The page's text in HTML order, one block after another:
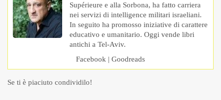
Supérieure e alla Sorbona, ha fatto carriera
nei servizi di intelligence militari israeliani.
In seguito ha promosso iniziative di carattere
educativo e umanitario. Oggi vende libri
antichi a Tel-Aviv.
Facebook | Goodreads
Se ti è piaciuto condividilo!